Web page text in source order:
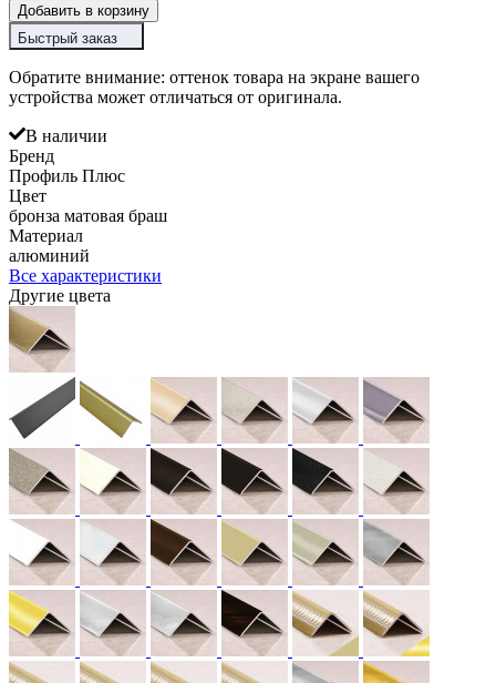
Добавить в корзину
Быстрый заказ
Обратите внимание: оттенок товара на экране вашего
устройства может отличаться от оригинала.
В наличии
Бренд
Профиль Плюс
Цвет
бронза матовая браш
Материал
алюминий
Все характеристики
Другие цвета